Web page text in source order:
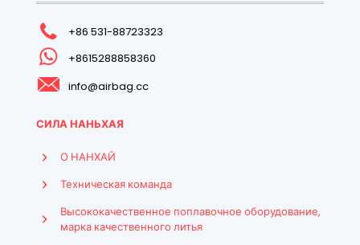
+86 531-88723323
+8615288858360
info@airbag.cc
СИЛА НАНЬХАЯ
О НАНХАЙ
Техническая команда
Высококачественное поплавочное оборудование,
марка качественного литья